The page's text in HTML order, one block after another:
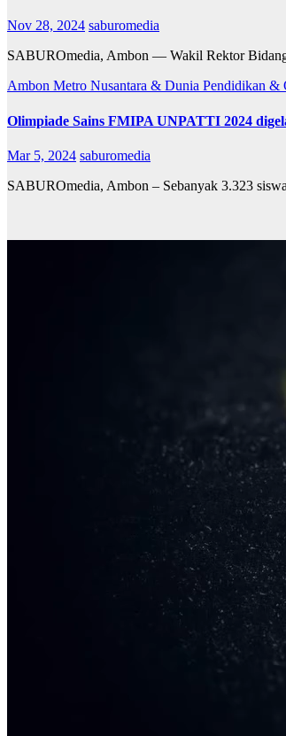
Nov 28, 2024 saburomedia
SABUROmedia, Ambon — Wakil Rektor
Ambon Metro Nusantara & Dunia Pendidikan &
Olimpiade Sains FMIPA UNPATTI 2024
Mar 5, 2024 saburomedia
SABUROmedia, Ambon – Sebanyak 3.323